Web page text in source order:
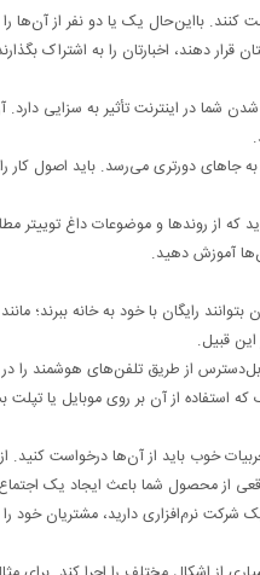
بااین‌حال یک یا دو نفر از آن‌ها را
قرار دهند، اخبارتان را به اشتراک
در اینترنت تأثیر به سزایی دارد.
به جاهای دورتری می‌رسد. باید اصول
از روندها و موضوعات داغ توییتر
آموزش دهید.
رایگان با خود به خانه ببرند؛
قبیل.
از طریق تلفن‌های هوشمند را
استفاده از آن بر روی موبایل یا
خوب باید از آن‌ها درخواست کنید.
از محصول شما باعث ایجاد یک
نرم‌افزاری دارید، مشتریان خود